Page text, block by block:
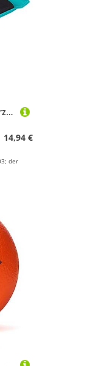
Sport-Tec Sandsack mit Quarzsandfüllung und Klettverschluss in Verschiedene Ausführungen
14,94 €
der